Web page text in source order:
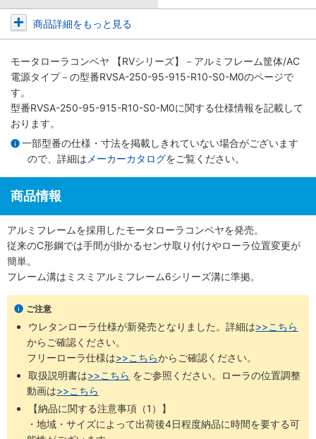
商品詳細をもっと見る
モータローラコンベヤ 【RVシリーズ】－アルミフレーム筐体/AC
電源タイプ－ の型番RVSA-250-95-915-R10-S0-M0のページで
す。
型番RVSA-250-95-915-R10-S0-M0に関する仕様情報を記載して
おります。
一部型番の仕様・寸法を掲載しきれていない場合がございます
ので、詳細は メーカーカタログをご覧ください。
商品情報
アルミフレームを採用したモータローラコンベヤを発売。
従来のC形鋼では手間が掛かるセンサ取り付けやローラ位置変更が
簡単。
フレーム溝はミスミアルミフレーム6シリーズ溝に準拠。
ご注意
ウレタンローラ仕様が新発売となりました。詳細は>>こちら
からご確認ください。 ​
フリーローラ仕様は>>こちらからご確認ください。
取扱説明書は>>こちら ​をご参照ください。ローラの位置調整
動画は>>こちら
【納品に関する注意事項（1）】
・地域・サイズによって出荷後4日程度納品に時間を要する可